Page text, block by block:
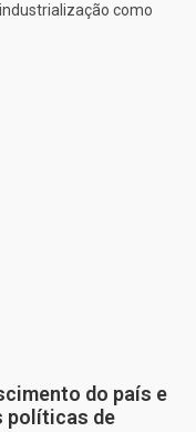
como
do país e
políticas de